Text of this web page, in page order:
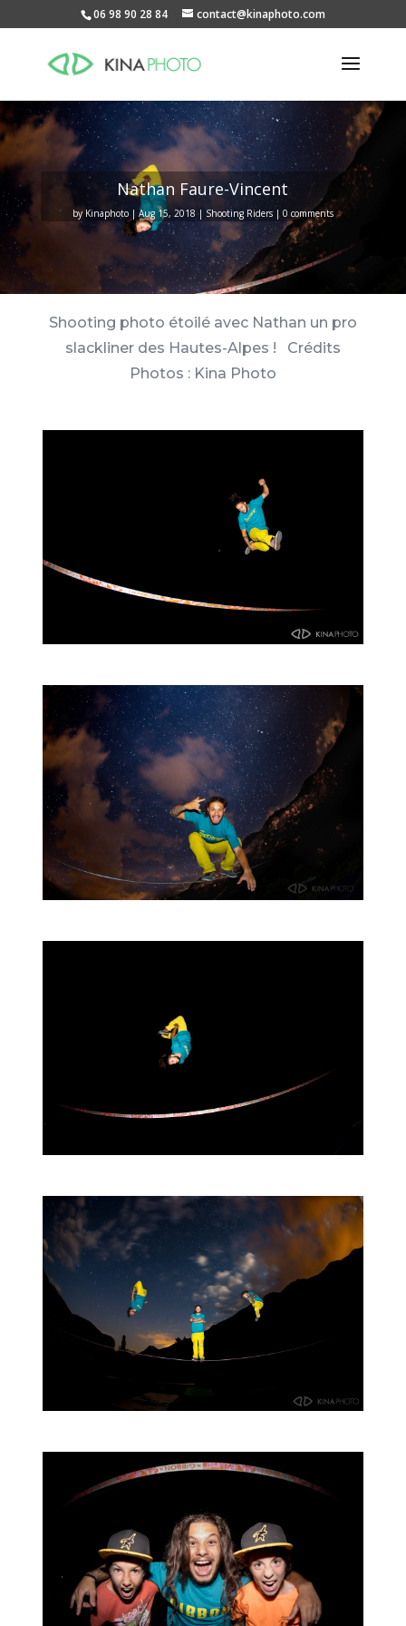
06 98 90 28 84 contact@kinaphoto.com
Nathan Faure-Vincent
byKinaphoto Aug 15, 2018 Shooting Riders 0 comments
Shooting photo étoilé avec Nathan un pro
slackliner des Hautes-Alpes ! Crédits
Photos : Kina Photo